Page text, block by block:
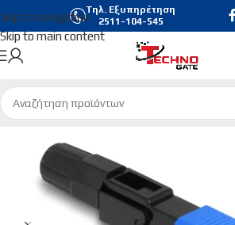
Skip to navigation
Skip to main content
Τηλ. Εξυπηρέτηση
2511-104-545
Αρχική σελίδα/Δικτυακά